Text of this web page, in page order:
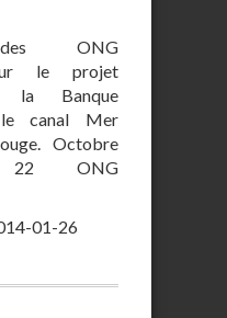
des ONG
le projet
la Banque
canal Mer
Octobre
ONG
01-26